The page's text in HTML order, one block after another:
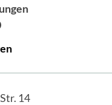
14